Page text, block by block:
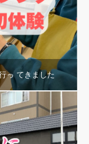
っ てきました